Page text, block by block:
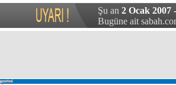
Şu an 2 Ocak 2007
Bugüne ait